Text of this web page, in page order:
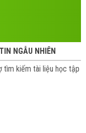
TIN NGẪU NHIÊN
tìm kiếm tài liệu học tập